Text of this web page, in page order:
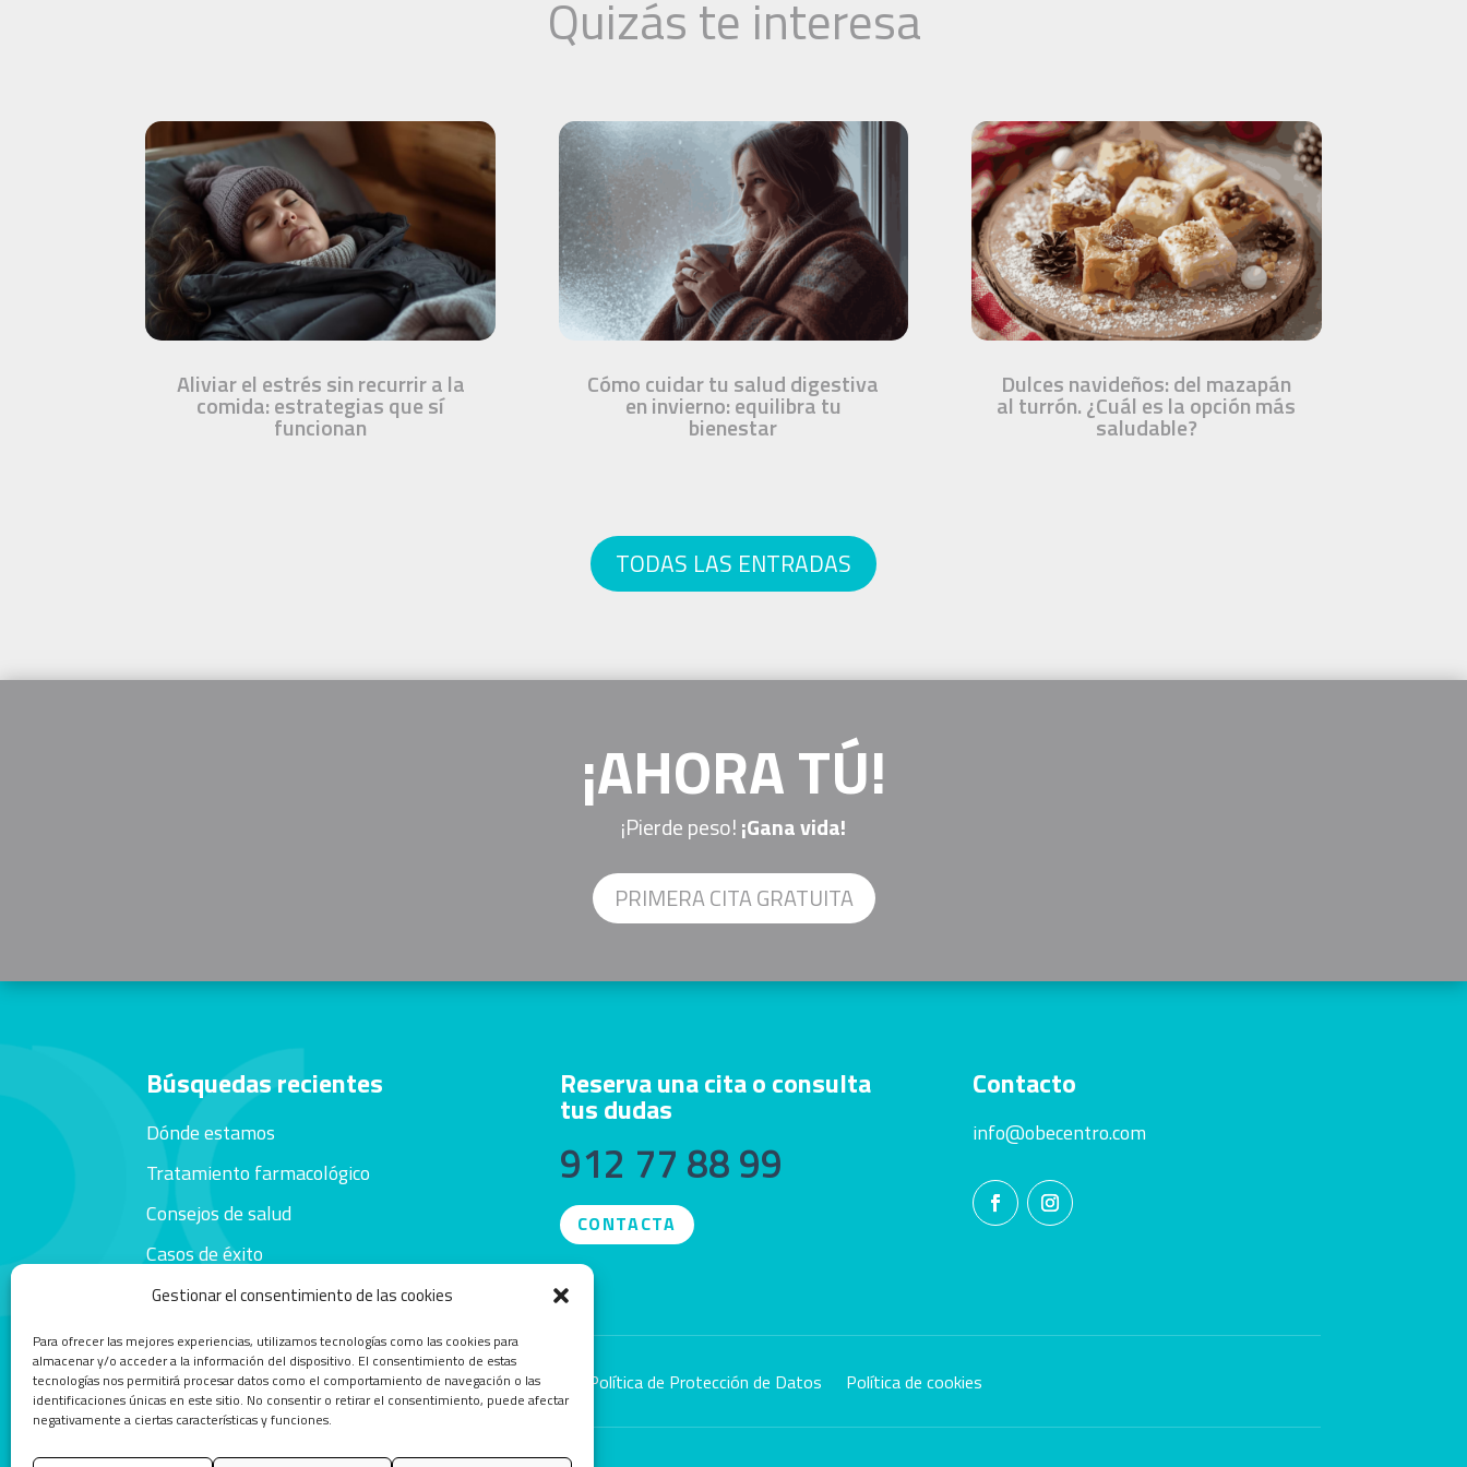
Gestionar el consentimiento de las cookies
Para ofrecer las mejores experiencias, utilizamos tecnologías como las cookies para
almacenar y/o acceder a la información del dispositivo. El consentimiento de estas
tecnologías nos permitirá procesar datos como el comportamiento de navegación o las
identificaciones únicas en este sitio. No consentir o retirar el consentimiento, puede afectar
negativamente a ciertas características y funciones.
Quizás te interesa
Aliviar el estrés sin recurrir a la
comida: estrategias que sí
funcionan
Cómo cuidar tu salud digestiva
en invierno: equilibra tu
bienestar
Dulces navideños: del mazapán
al turrón. ¿Cuál es la opción más
saludable?
TODAS LAS ENTRADAS
¡AHORA TÚ!
¡Pierde peso!¡Gana vida!
PRIMERA CITA GRATUITA
Búsquedas recientes
Dónde estamos
Tratamiento farmacológico
Consejos de salud
Casos de éxito
Reserva una cita o consulta
tus dudas
912 77 88 99
CONTACTA
Contacto
info@obecentro.com
Aviso Legal y Política de Protección de Datos Política de cookies